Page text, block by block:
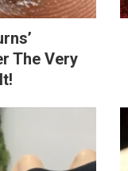
The Very